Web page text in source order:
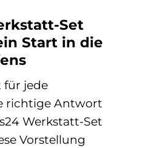
Set
Start in die
für jede
richtige Antwort
Werkstatt-Set
Vorstellung